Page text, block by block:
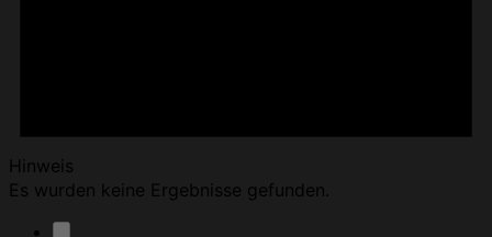
Hinweis
Es wurden keine Ergebnisse gefunden.